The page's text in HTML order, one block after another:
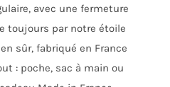
avec une fermeture
toujours par notre étoile
sûr, fabriqué en France
: poche, sac à main ou